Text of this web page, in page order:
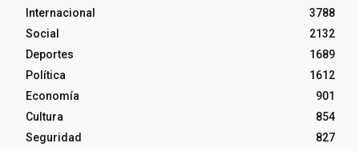
Internacional
3788
Social
2132
Deportes
1689
Política
1612
Economía
901
Cultura
854
Seguridad
827